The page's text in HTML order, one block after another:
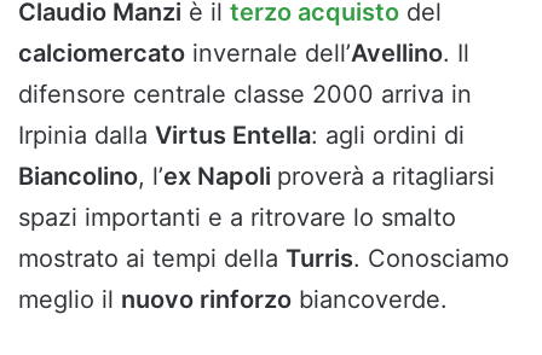
Claudio Manzi è il terzo acquisto del
calciomercato invernale dell’Avellino. Il
difensore centrale classe 2000 arriva in
Irpinia dalla Virtus Entella: agli ordini di
Biancolino, l’ex Napoli proverà a ritagliarsi
spazi importanti e a ritrovare lo smalto
mostrato ai tempi della Turris. Conosciamo
meglio il nuovo rinforzo biancoverde.